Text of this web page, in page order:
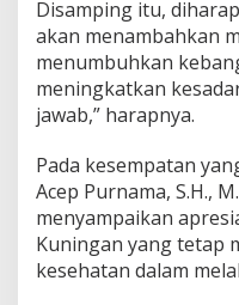
Disamping itu,
akan menambahkan
menumbuhkan
meningkatkan
jawab,” harapnya.
Pada kesempatan
Acep Purnama, S.H.,
menyampaikan
Kuningan yang tetap
kesehatan dalam